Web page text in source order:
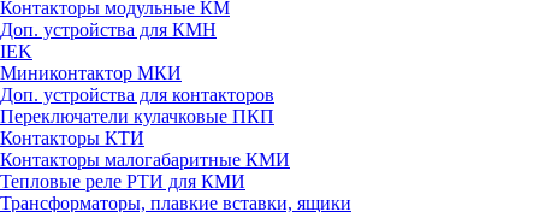
Контакторы модульные КМ
Доп. устройства для КМН
IEK
Миниконтактор МКИ
Доп. устройства для контакторов
Переключатели кулачковые ПКП
Контакторы КТИ
Контакторы малогабаритные КМИ
Тепловые реле РTИ для КМИ
Трансформаторы, плавкие вставки, ящики